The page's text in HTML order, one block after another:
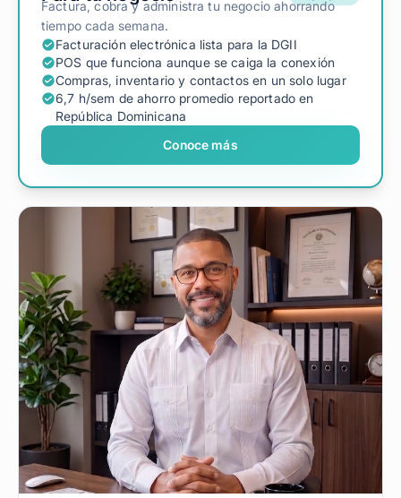
Factura, cobra y administra tu negocio ahorrando
tiempo cada semana.
Facturación electrónica lista para la DGII
POS que funciona aunque se caiga la conexión
Compras, inventario y contactos en un solo lugar
6,7 h/sem de ahorro promedio reportado en
República Dominicana
Conoce más